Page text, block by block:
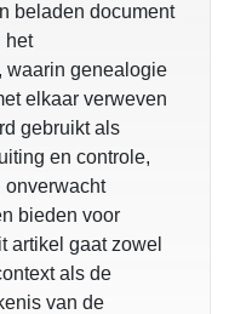
beladen document
het
waarin genealogie
elkaar verweven
gebruikt als
en controle,
onverwacht
bieden voor
artikel gaat zowel
als de
van de